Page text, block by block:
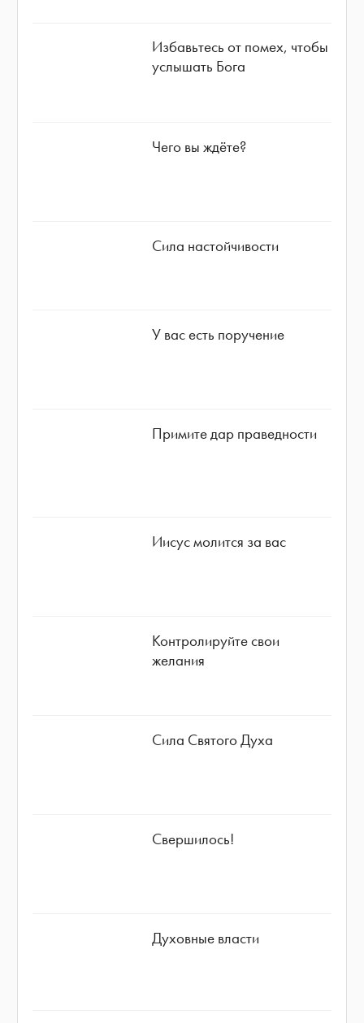
Избавьтесь от помех, чтобы
услышать Бога
Чего вы ждёте?
Сила настойчивости
У вас есть поручение
Примите дар праведности
Иисус молится за вас
Контролируйте свои
желания
Сила Святого Духа
Свершилось!
Духовные власти